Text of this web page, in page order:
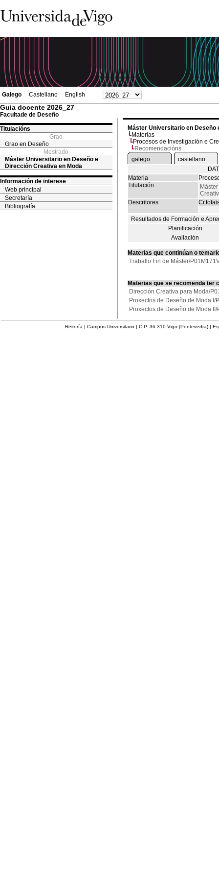
Galego Castellano English
Guia docente 2026_27
Facultade de Deseño
Titulacións
Grao
Grao en Deseño
Mestrado
Máster Universitario en Deseño e
Dirección Creativa en Moda
Información de interese
Web principal
Secretaría
Bibliografía
Máster Universitario en Deseño
Materias
Procesos de Investigación e
Recomendacións
galego
castellano
Materia
Titulación
Descritores
Resultados de Formación e
Planificación
Avaliación
Materias que continúan o
Traballo Fin de Máster/
Materias que se recomenda ter
Dirección Creativa para Moda/
Proxectos de Deseño de Moda I/
Proxectos de Deseño de Moda
Reitoría | Campus Universitario | C.P. 36.310 Vigo (Pontevedra) |